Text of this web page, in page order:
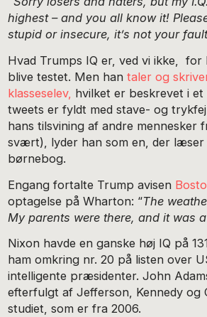
highest – and you all know it!
stupid or insecure, it’s not your
Hvad Trumps IQ er, ved vi ikke,
blive testet. Men hantaler og
klasseselev, hvilket er beskrevet i
tweets er fyldt med stave- og
hans tilsvining af andre mennesker
svært), lyder han som en, der
børnebog.
Engang fortalte Trump avisen
optagelse på Wharton: “The
My parents were there, and it was
Nixon havde en ganske høj IQ på
ham omkring nr. 20 på listen over
intelligente præsidenter. John
efterfulgt af Jefferson, Kennedy og
studiet, som er fra 2006.